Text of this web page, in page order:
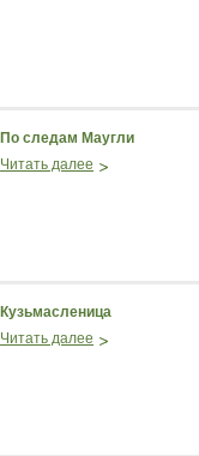
По следам Маугли
Читать далее
Кузьмасленица
Читать далее